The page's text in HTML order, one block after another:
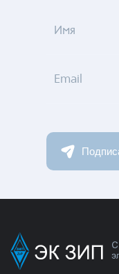
Имя
Email